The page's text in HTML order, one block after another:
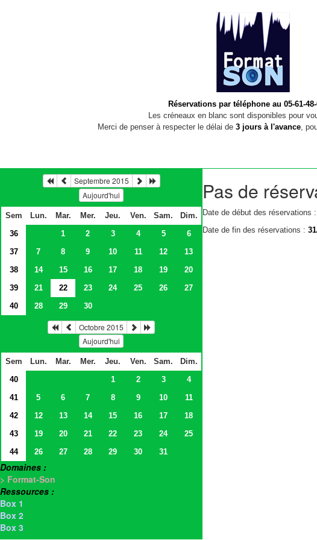
Réservations par téléphone au 05-61-48-
Les créneaux en blanc sont disponibles pour
Merci de penser à respecter le délai de 3 jours à l'avance,
Septembre 2015
Aujourd'hui
Sem Lun. Mar. Mer. Jeu. Ven. Sam.
Dim.
36
1 2 3 4 5
6
37
7 8 9 10 11 12
13
38
14 15 16 17 18 19
20
39
21 22 23 24 25 26
27
40
28 29 30
Octobre 2015
Aujourd'hui
Sem Lun. Mar. Mer. Jeu. Ven. Sam.
Dim.
40
1 2 3
4
41
5 6 7 8 9 10
11
42
12 13 14 15 16 17
18
43
19 20 21 22 23 24
25
44
26 27 28 29 30 31
Domaines :
> Format-Son
Ressources :
Box 1
Box 2
Box 3
Pas de
Date de début des réservations :
Date de fin des réservations :